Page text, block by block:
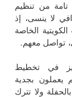
من تنظيم
لا ينسى، إذ
الخاصة
تواصل معهم.
في تخطيط
يعملون بجدية
ولا تترك